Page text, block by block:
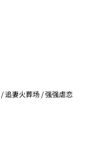
追妻火葬场 / 强强虐恋